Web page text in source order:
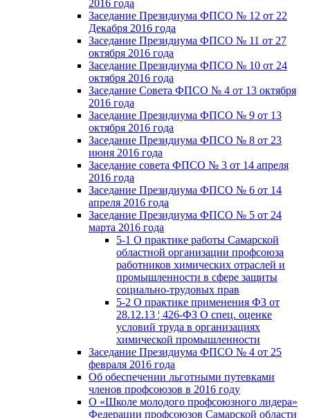
2016 года
Заседание Президиума ФПСО № 12 от 22
Декабря 2016 года
Заседание Президиума ФПСО № 11 от 27
октября 2016 года
Заседание Президиума ФПСО № 10 от 24
октября 2016 года
Заседание Совета ФПСО № 4 от 13 октября
2016 года
Заседание Президиума ФПСО № 9 от 13
октября 2016 года
Заседание Президиума ФПСО № 8 от 23
июня 2016 года
Заседание совета ФПСО № 3 от 14 апреля
2016 года
Заседание Президиума ФПСО № 6 от 14
апреля 2016 года
Заседание Президиума ФПСО № 5 от 24
марта 2016 года
5-1 О практике работы Самарской
областной организации профсоюза
работников химических отраслей и
промышленности в сфере защиты
социально-трудовых прав
5-2 О практике применения ФЗ от
28.12.13 ¦ 426-ФЗ О спец. оценке
условий труда в организациях
химической промышленности
Заседание Президиума ФПСО № 4 от 25
февраля 2016 года
Об обеспечении льготными путевками
членов профсоюзов в 2016 году
О «Школе молодого профсоюзного лидера»
Федерации профсоюзов Самарской области